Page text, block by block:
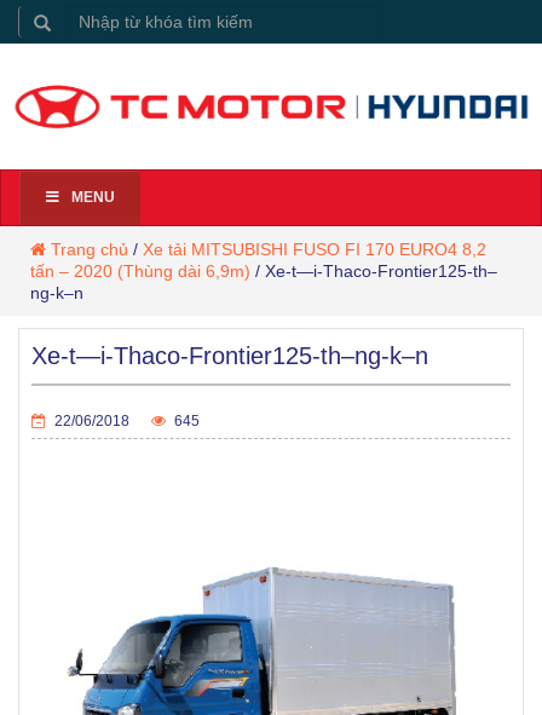
MENU
Trang chủ / Xe tải MITSUBISHI FUSO FI 170 EURO4 8,2
tấn – 2020 (Thùng dài 6,9m) / Xe-t—i-Thaco-Frontier125-th–
ng-k–n
Xe-t—i-Thaco-Frontier125-th–ng-k–n
22/06/2018 645